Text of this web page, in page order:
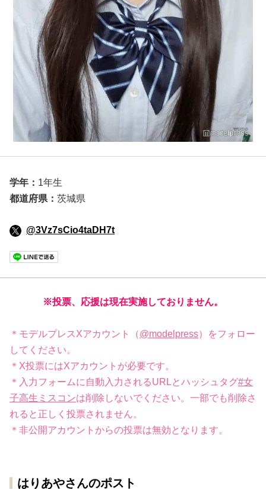
学年： 1年生
都道府県： 茨城県
@3Vz7sCio4taDH7t
※投票、応援は現在実施しておりません。
＊モデルプレスXアカウント（@modelpress）をフォロー
してください。
＊X投票にはXアカウントが必要です。
＊入力フォームに自動入力されるURLとハッシュタグ#女
子高生ミスコンは削除しないでください。一部でも削除さ
れると正しく投票されません。
＊非公開アカウントからの投票は無効となります。
はりあやさんのポスト